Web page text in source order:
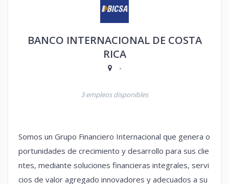
BANCO INTERNACIONAL DE COSTA
RICA
-
3 empleos disponibles
Somos un Grupo Financiero Internacional que genera o
portunidades de crecimiento y desarrollo para sus clie
ntes, mediante soluciones financieras integrales, servi
cios de valor agregado innovadores y adecuados a su